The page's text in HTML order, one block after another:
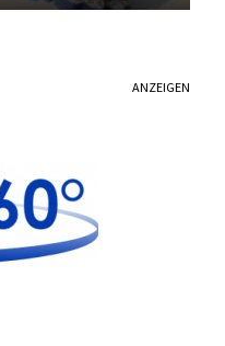
ANZEIGEN